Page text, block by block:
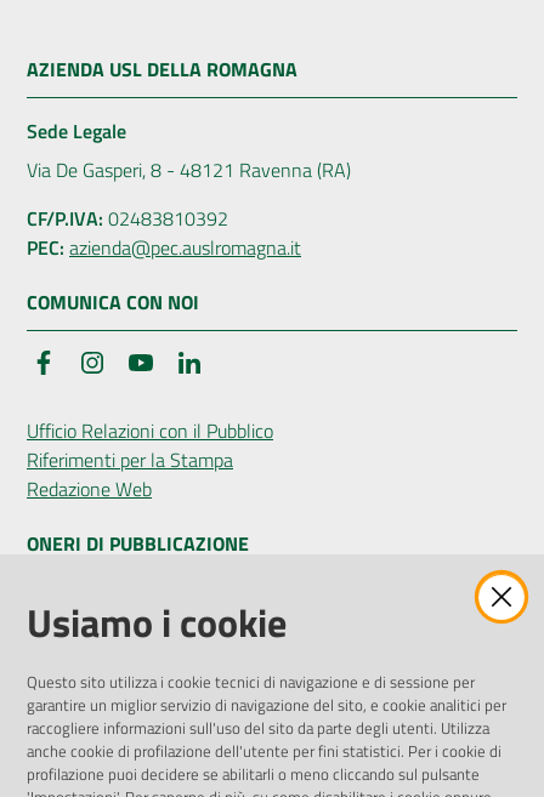
AZIENDA USL DELLA ROMAGNA
Sede Legale
Via De Gasperi, 8 - 48121 Ravenna (RA)
CF/P.IVA: 02483810392
PEC: azienda@pec.auslromagna.it
COMUNICA CON NOI
FacebookInstagramYouTube
Ufficio Relazioni con il Pubblico
Riferimenti per la Stampa
Redazione Web
ONERI DI PUBBLICAZIONE
Amministrazione Trasparente
Pubblicità legale
Privacy Policy
Attuazione Misure PNRR
Liste di Attesa
Usiamo i cookie
Questo sito utilizza i cookie tecnici di navigazione e di sessione per
garantire un miglior servizio di navigazione del sito, e cookie analitici per
raccogliere informazioni sull'uso del sito da parte degli utenti. Utilizza
anche cookie di profilazione dell'utente per fini statistici. Per i cookie di
profilazione puoi decidere se abilitarli o meno cliccando sul pulsante